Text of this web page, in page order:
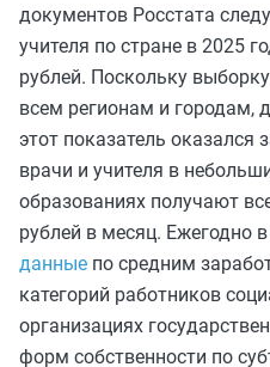
документов Росстата
учителя по стране в 2025
рублей. Поскольку
всем регионам и городам,
этот показатель оказался
врачи и учителя в
образованиях получают
рублей в месяц. Ежегодно
данные по средним
категорий работников
организациях
форм собственности по